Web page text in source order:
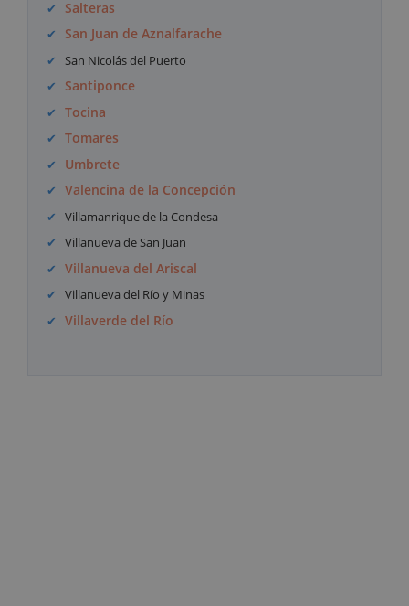
Salteras
San Juan de Aznalfarache
San Nicolás del Puerto
Santiponce
Tocina
Tomares
Umbrete
Valencina de la Concepción
Villamanrique de la Condesa
Villanueva de San Juan
Villanueva del Ariscal
Villanueva del Río y Minas
Villaverde del Río